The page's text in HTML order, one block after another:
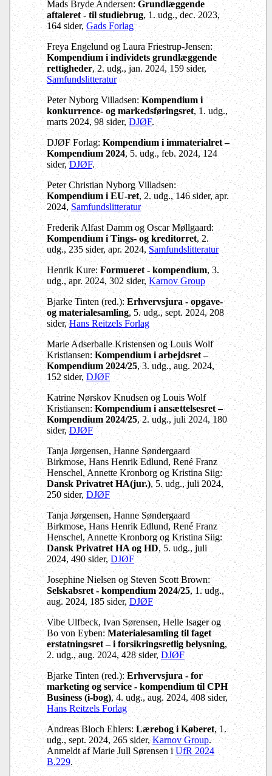
Mads Bryde Andersen:Grundlæggende
aftaleret - til studiebrug, 1. udg., dec. 2023,
164 sider, Gads Forlag
Freya Engelund og Laura Friestrup-Jensen:
Kompendium i individets grundlæggende
rettigheder, 2. udg., jan. 2024, 159 sider,
Samfundslitteratur
Peter Nyborg Villadsen:Kompendium i
konkurrence- og markedsføringsret, 1. udg.,
marts 2024, 98 sider,DJØF.
DJØF Forlag:Kompendium i immaterialret –
Kompendium 2024, 5. udg., feb. 2024, 124
sider,DJØF.
Peter Christian Nyborg Villadsen:
Kompendium i EU-ret, 2. udg., 146 sider, apr.
2024,Samfundslitteratur
Frederik Alfast Damm og Oscar Møllgaard:
Kompendium i Tings- og kreditorret, 2.
udg., 235 sider, apr. 2024, Samfundslitteratur
Henrik Kure:Formueret - kompendium, 3.
udg., apr. 2024, 302 sider, Karnov Group
Bjarke Tinten (red.):Erhvervsjura - opgave-
og materialesamling, 5. udg., sept. 2024, 208
sider,Hans Reitzels Forlag
Marie Adserballe Kristensen og Louis Wolf
Kristiansen:Kompendium i arbejdsret –
Kompendium 2024/25, 3. udg., aug. 2024,
152 sider, DJØF
Katrine Nørskov Knudsen og Louis Wolf
Kristiansen:Kompendium i ansættelsesret –
Kompendium 2024/25, 2. udg., juli 2024, 180
sider,DJØF
Tanja Jørgensen, Hanne Søndergaard
Birkmose, Hans Henrik Edlund, René Franz
Henschel, Annette Kronborg og Kristina Siig:
Dansk Privatret HA(jur.), 5. udg., juli 2024,
250 sider, DJØF
Tanja Jørgensen, Hanne Søndergaard
Birkmose, Hans Henrik Edlund, René Franz
Henschel, Annette Kronborg og Kristina Siig:
Dansk Privatret HA og HD, 5. udg., juli
2024, 490 sider,DJØF
Josephine Nielsen og Steven Scott Brown:
Selskabsret - kompendium 2024/25, 1. udg.,
aug. 2024, 185 sider,DJØF
Vibe Ulfbeck, Ivan Sørensen, Helle Isager og
Bo von Eyben:Materialesamling til faget
erstatningsret – i forsikringsretlig belysning,
2. udg., aug. 2024, 428 sider, DJØF
Bjarke Tinten (red.):Erhvervsjura - for
marketing og service - kompendium til CPH
Business (i-bog), 4. udg., aug. 2024, 408 sider,
Hans Reitzels Forlag
Andreas Bloch Ehlers:Lærebog i Køberet, 1.
udg., sept. 2024, 265 sider,Karnov Group.
Anmeldt af Marie Jull Sørensen iUfR 2024
B.229.